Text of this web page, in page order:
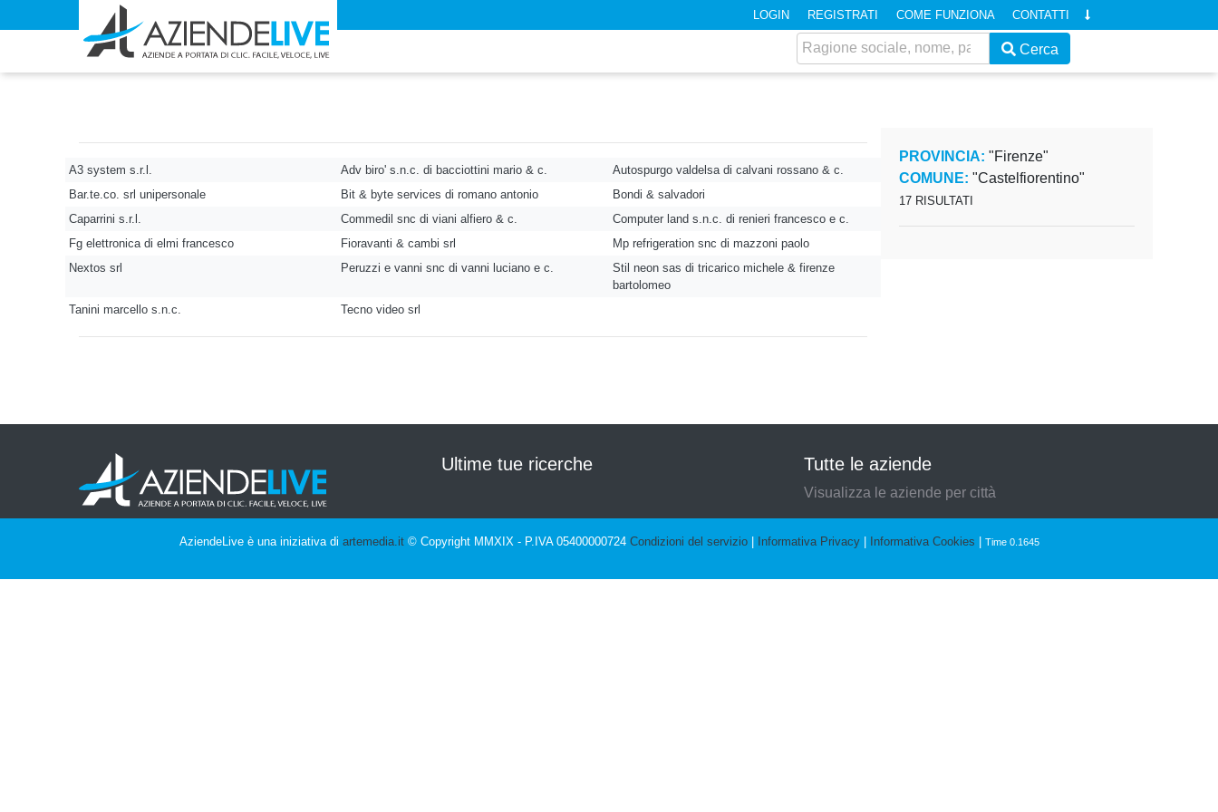
A3 system s.r.l. Adv biro' s.n.c. di bacciottini mario & c.
Autospurgo valdelsa di calvani rossano & c.
Bar.te.co. srl unipersonale
Bit & byte services di romano antonio
Bondi & salvadori
Caparrini s.r.l.
Commedil snc di viani alfiero & c.
Computer land s.n.c. di renieri francesco e c.
Fg elettronica di elmi francesco
Fioravanti & cambi srl
Mp refrigeration snc di mazzoni paolo
Nextos srl
Peruzzi e vanni snc di vanni luciano e c.
Stil neon sas di tricarico michele & firenze
bartolomeo
Tanini marcello s.n.c.
Tecno video srl
PROVINCIA: "Firenze"
COMUNE: "Castelfiorentino"
17 RISULTATI
LOGIN REGISTRATI COME FUNZIONA CONTATTI
Cerca
Ultime tue ricerche Tutte le aziende
Visualizza le aziende per città
AziendeLive è una iniziativa di artemedia.it© Copyright MMXIX - P.IVA 05400000724 Condizioni del servizio| Informativa Privacy| Informativa Cookies Time 0.1645